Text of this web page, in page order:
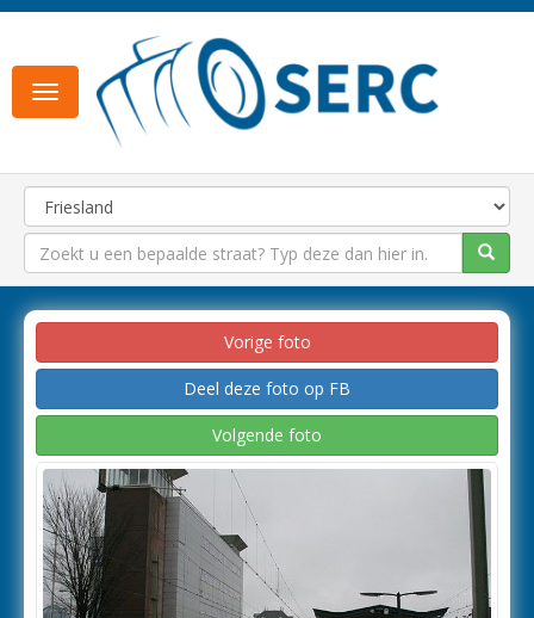
Toggle
navigation
Vorige foto
Deel deze foto op FB
Volgende foto